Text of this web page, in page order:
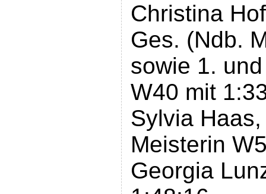
Christina
Ges. (Ndb.
sowie 1.
W40 mit
Sylvia
Meisterin
Georgia